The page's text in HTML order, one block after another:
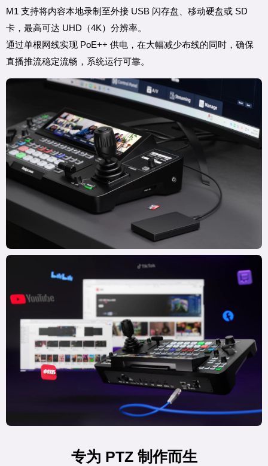
M1 支持将内容本地录制至外接 USB 闪存盘、移动硬盘或 SD
卡，最高可达 UHD（4K）分辨率。
通过单根网线实现 PoE++ 供电，在大幅减少布线的同时，确保
直播推流稳定流畅，系统运行可靠。
专为 PTZ 制作而生